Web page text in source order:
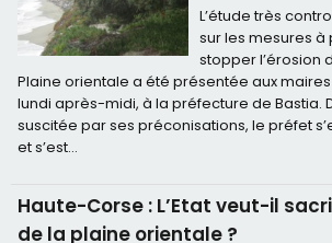
L’étude très
sur les mesures
stopper l’érosion
Plaine orientale a été présentée aux
lundi après-midi, à la préfecture de Bastia.
suscitée par ses préconisations, le préfet
et s’est...
Haute-Corse : L’Etat veut-il
de la plaine orientale ?